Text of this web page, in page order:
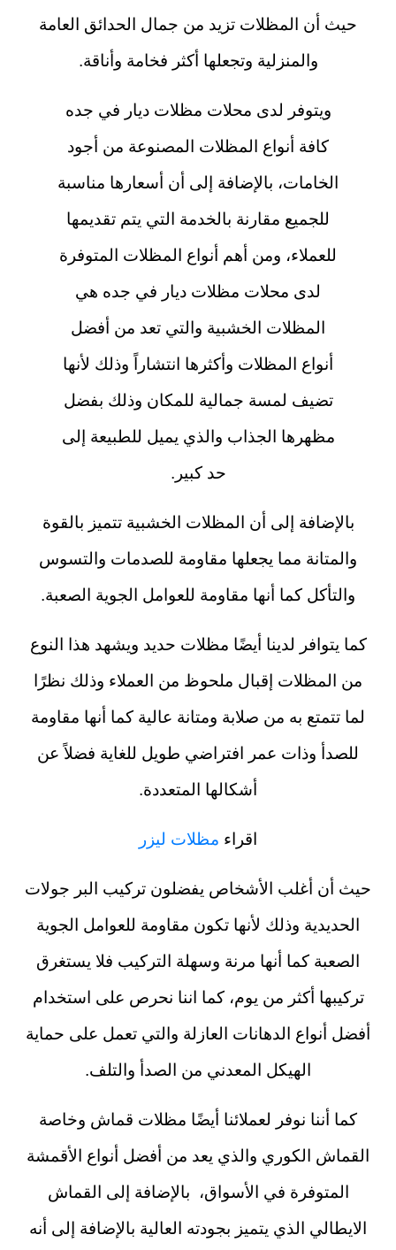
حيث أن المظلات تزيد من جمال الحدائق العامة
والمنزلية وتجعلها أكثر فخامة وأناقة.
ويتوفر لدى محلات مظلات ديار في جده
كافة أنواع المظلات المصنوعة من أجود
الخامات، بالإضافة إلى أن أسعارها مناسبة
للجميع مقارنة بالخدمة التي يتم تقديمها
للعملاء، ومن أهم أنواع المظلات المتوفرة
لدى محلات مظلات ديار في جده هي
المظلات الخشبية والتي تعد من أفضل
أنواع المظلات وأكثرها انتشاراً وذلك لأنها
تضيف لمسة جمالية للمكان وذلك بفضل
مظهرها الجذاب والذي يميل للطبيعة إلى
حد كبير.
بالإضافة إلى أن المظلات الخشبية تتميز بالقوة
والمتانة مما يجعلها مقاومة للصدمات والتسوس
والتأكل كما أنها مقاومة للعوامل الجوية الصعبة.
كما يتوافر لدينا أيضًا مظلات حديد ويشهد هذا النوع
من المظلات إقبال ملحوظ من العملاء وذلك نظرًا
لما تتمتع به من صلابة ومتانة عالية كما أنها مقاومة
للصدأ وذات عمر افتراضي طويل للغاية فضلاً عن
أشكالها المتعددة.
اقراء مظلات ليزر
حيث أن أغلب الأشخاص يفضلون تركيب البر جولات
الحديدية وذلك لأنها تكون مقاومة للعوامل الجوية
الصعبة كما أنها مرنة وسهلة التركيب فلا يستغرق
تركيبها أكثر من يوم، كما اننا نحرص على استخدام
أفضل أنواع الدهانات العازلة والتي تعمل على حماية
الهيكل المعدني من الصدأ والتلف.
كما أننا نوفر لعملائنا أيضًا مظلات قماش وخاصة
القماش الكوري والذي يعد من أفضل أنواع الأقمشة
المتوفرة في الأسواق، بالإضافة إلى القماش
الايطالي الذي يتميز بجودته العالية بالإضافة إلى أنه